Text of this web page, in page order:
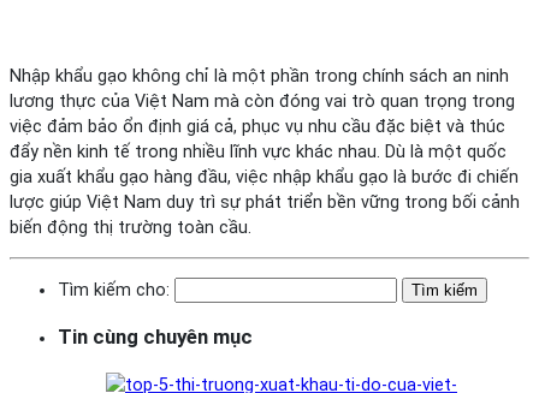
Nhập khẩu gạo không chỉ là một phần trong chính sách an ninh
lương thực của Việt Nam mà còn đóng vai trò quan trọng trong
việc đảm bảo ổn định giá cả, phục vụ nhu cầu đặc biệt và thúc
đẩy nền kinh tế trong nhiều lĩnh vực khác nhau. Dù là một quốc
gia xuất khẩu gạo hàng đầu, việc nhập khẩu gạo là bước đi chiến
lược giúp Việt Nam duy trì sự phát triển bền vững trong bối cảnh
biến động thị trường toàn cầu.
Tìm kiếm cho:
Tin cùng chuyên mục